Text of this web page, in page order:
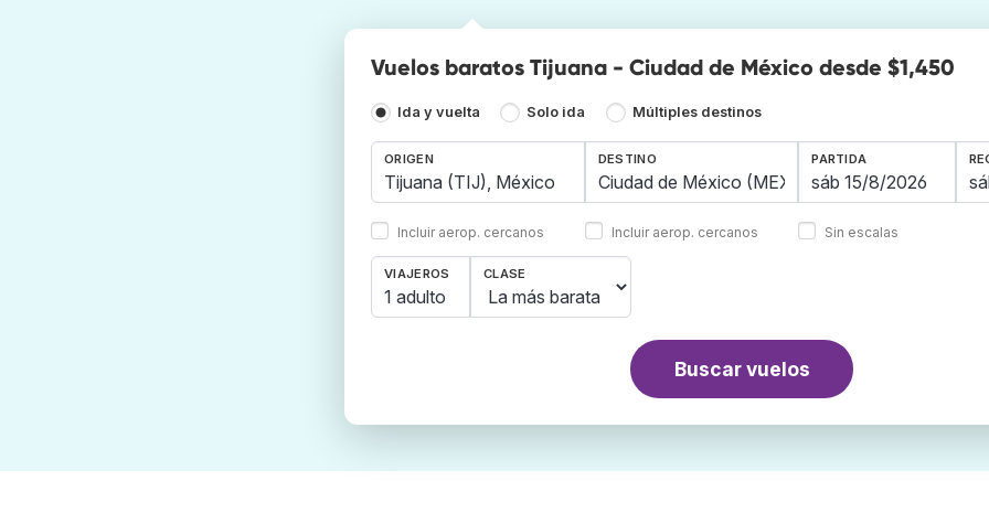
Vuelos baratos Tijuana - Ciudad de México desde $1,450
Ida y vuelta Solo ida Múltiples destinos
ORIGEN
Incluir aerop. cercanos
DESTINO
Incluir aerop. cercanos
PARTIDA
Sin escalas
VIAJEROS
1 adulto
CLASE
Buscar vuelos